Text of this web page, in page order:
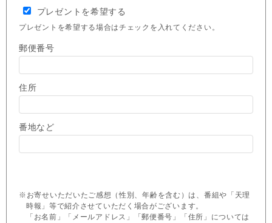
プレゼントを希望する
プレゼントを希望する場合はチェックを入れてください。
郵便番号
住所
番地など
※お寄せいただいたご感想（性別、年齢を含む）は、番組や「天理
時報」等で紹介させていただく場合がございます。
「お名前」「メールアドレス」「郵便番号」「住所」については